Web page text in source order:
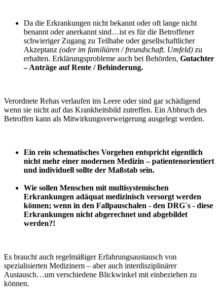
Da die Erkrankungen nicht bekannt oder oft lange nicht
benannt oder anerkannt sind…ist es für die Betroffener
schwieriger Zugang zu Teilhabe oder gesellschaftlicher
Akzeptanz (oder im familiären / freundschaft. Umfeld) zu
erhalten. Erklärungsprobleme auch bei Behörden, Gutachter
– Anträge auf Rente / Behinderung.
Verordnete Rehas verlaufen ins Leere oder sind gar schädigend
wenn sie nicht auf das Krankheitsbild zutreffen. Ein Abbruch des
Betroffen kann als Mitwirkungsverweigerung ausgelegt werden.
Ein rein schematisches Vorgehen entspricht eigentlich
nicht mehr einer modernen Medizin – patientenorientiert
und individuell sollte der Maßstab sein.
Wie sollen Menschen mit multisystemischen
Erkrankungen adäquat medizinisch versorgt werden
können; wenn in den Fallpauschalen - den DRG`s - diese
Erkrankungen nicht abgerechnet und abgebildet
werden?!
Es braucht auch regelmäßiger Erfahrungsaustausch von
spezialisierten Medizinern – aber auch interdisziplinärer
Austausch…um verschiedene Blickwinkel mit einbeziehen zu
können.